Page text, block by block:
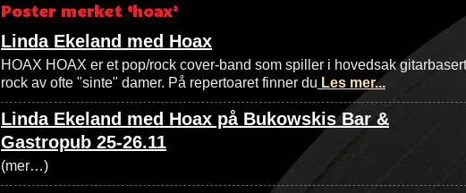
Poster merket ‘hoax’
Linda Ekeland med Hoax
HOAX HOAX er et pop/rock cover-band som spiller i hovedsak gitarbasert
rock av ofte "sinte" damer. På repertoaret finner du Les mer...
Linda Ekeland med Hoax på Bukowskis Bar &
Gastropub 25-26.11
(mer…)